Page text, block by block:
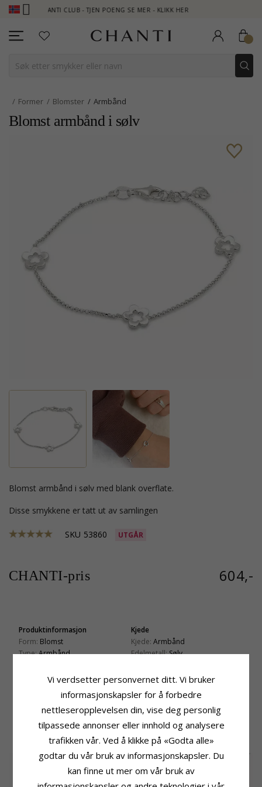
CHANTI CLUB - TJEN POENG SE MER - KLIKK HER
Former Blomster Armbånd
Blomst armbånd i sølv
blomst armbånd i sølv med blank overflate.
Disse smykkene er tatt ut av samlingen
SKU 53860 UTGÅR
CHANTI-pris 604,-
Produktinformasjon
Form: Blomst
Type:Armbånd
Kjede
Kjede: Armbånd
Edelmetall:Sølv
7,3 mm
Bredde:7,3 mm
Leveringstid
Leveringstid:Ca. 5-10 Hverdager
KUNDER KJØPER OGSÅ
Vi verdsetter personvernet ditt. Vi bruker
informasjonskapsler for å forbedre
nettleseropplevelsen din, vise deg personlig
tilpassede annonser eller innhold og analysere
trafikken vår. Ved å klikke på «Godta alle»
godtar du vår bruk av informasjonskapsler. Du
kan finne ut mer om vår bruk av